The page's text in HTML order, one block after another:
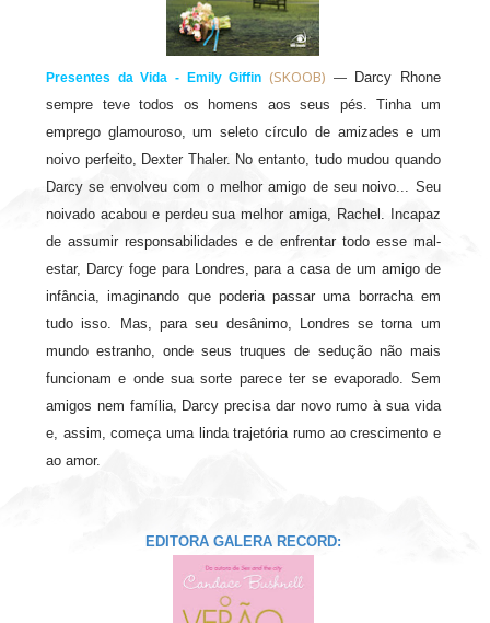
Presentes da Vida - Emily Giffin (SKOOB) —
Darcy Rhone
sempre teve todos os homens aos seus pés. Tinha um
emprego glamouroso, um seleto círculo de amizades e um
noivo perfeito, Dexter Thaler. No entanto, tudo mudou quando
Darcy se envolveu com o melhor amigo de seu noivo... Seu
noivado acabou e perdeu sua melhor amiga, Rachel. Incapaz
de assumir responsabilidades e de enfrentar todo esse mal-
estar, Darcy foge para Londres, para a casa de um amigo de
infância, imaginando que poderia passar uma borracha em
tudo isso. Mas, para seu desânimo, Londres se torna um
mundo estranho, onde seus truques de sedução não mais
funcionam e onde sua sorte parece ter se evaporado. Sem
amigos nem família, Darcy precisa dar novo rumo à sua vida
e, assim, começa uma linda trajetória rumo ao crescimento e
ao amor.
EDITORA GALERA RECORD: